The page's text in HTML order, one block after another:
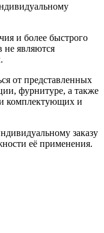
и более быстрого
не являются
от представленных
фурнитуре, а также
комплектующих и
заказу
её применения.